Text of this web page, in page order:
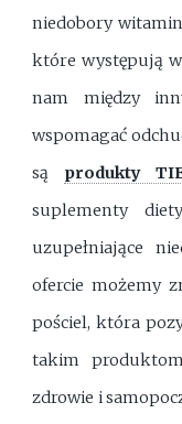
niedobory
które występują
nam między
wspomagać
są produkty
suplementy
uzupełniające
ofercie możemy
pościel, która
takim
zdrowie i